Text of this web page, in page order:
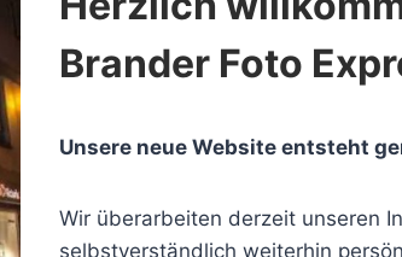
Brander Foto
Unsere neue Website entsteht
Wir überarbeiten derzeit unseren
selbstverständlich weiterhin